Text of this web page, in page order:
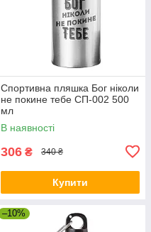
Спортивна пляшка Бог ніколи
не покине тебе СП-002 500
мл
В наявності
306 ₴ 340 ₴
Купити
–10%